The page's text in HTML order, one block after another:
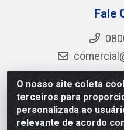
O nosso site coleta
terceiros para
personalizada ao
relevante de acordo
Fale
Guaraves - PB 075 KM 2,
- CEP 58.200-000 -